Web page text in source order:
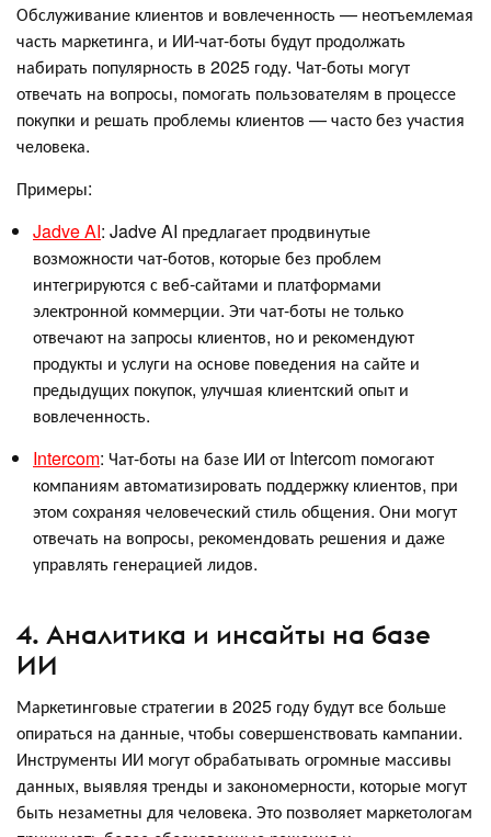
Обслуживание клиентов и вовлеченность — неотъемлемая
часть маркетинга, и ИИ-чат-боты будут продолжать
набирать популярность в 2025 году. Чат-боты могут
отвечать на вопросы, помогать пользователям в процессе
покупки и решать проблемы клиентов — часто без участия
человека.
Примеры:
Jadve AI: Jadve AI предлагает продвинутые
возможности чат-ботов, которые без проблем
интегрируются с веб-сайтами и платформами
электронной коммерции. Эти чат-боты не только
отвечают на запросы клиентов, но и рекомендуют
продукты и услуги на основе поведения на сайте и
предыдущих покупок, улучшая клиентский опыт и
вовлеченность.
Intercom: Чат-боты на базе ИИ от Intercom помогают
компаниям автоматизировать поддержку клиентов, при
этом сохраняя человеческий стиль общения. Они могут
отвечать на вопросы, рекомендовать решения и даже
управлять генерацией лидов.
4. Аналитика и инсайты на базе
ИИ
Маркетинговые стратегии в 2025 году будут все больше
опираться на данные, чтобы совершенствовать кампании.
Инструменты ИИ могут обрабатывать огромные массивы
данных, выявляя тренды и закономерности, которые могут
быть незаметны для человека. Это позволяет маркетологам